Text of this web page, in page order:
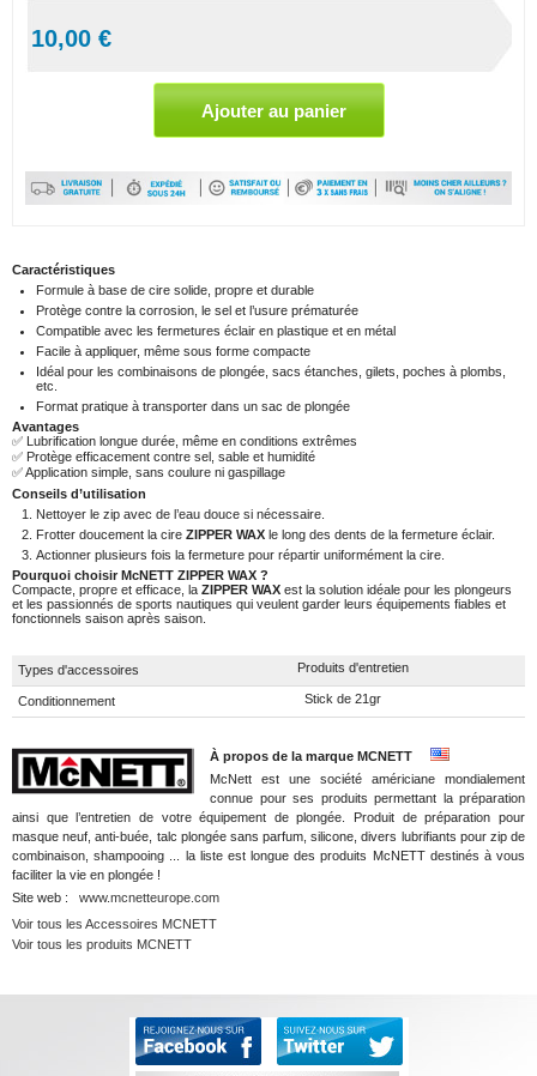
10,00 €
Caractéristiques
Formule à base de cire solide, propre et durable
Protège contre la corrosion, le sel et l’usure prématurée
Compatible avec les fermetures éclair en plastique et en métal
Facile à appliquer, même sous forme compacte
Idéal pour les combinaisons de plongée, sacs étanches, gilets, poches à plombs,
etc.
Format pratique à transporter dans un sac de plongée
Avantages
✅ Lubrification longue durée, même en conditions extrêmes
✅ Protège efficacement contre sel, sable et humidité
✅ Application simple, sans coulure ni gaspillage
Conseils d’utilisation
Nettoyer le zip avec de l’eau douce si nécessaire.
Frotter doucement la cire ZIPPER WAX le long des dents de la fermeture éclair.
Actionner plusieurs fois la fermeture pour répartir uniformément la cire.
Pourquoi choisir McNETT ZIPPER WAX ?
Compacte, propre et efficace, la ZIPPER WAX est la solution idéale pour les plongeurs
et les passionnés de sports nautiques qui veulent garder leurs équipements fiables et
fonctionnels saison après saison.
Types d'accessoires Produits d'entretien
Conditionnement Stick de 21gr
À propos de la marque MCNETT
McNett est une société américiane mondialement
connue pour ses produits permettant la préparation
ainsi que l’entretien de votre équipement de plongée. Produit de préparation pour
masque neuf, anti-buée, talc plongée sans parfum, silicone, divers lubrifiants pour zip de
combinaison, shampooing ... la liste est longue des produits McNETT destinés à vous
faciliter la vie en plongée !
Site web : www.mcnetteurope.com
Voir tous les Accessoires MCNETT
Voir tous les produits MCNETT